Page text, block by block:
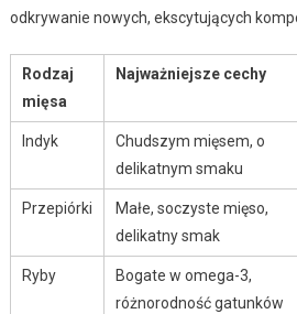
odkrywanie nowych, ekscytujących
Rodzaj
mięsa
Najważniejsze cechy
Indyk
Chudszym mięsem, o
delikatnym smaku
Przepiórki
Małe, soczyste mięso,
delikatny smak
Ryby
Bogate w omega-3,
różnorodność gatunków